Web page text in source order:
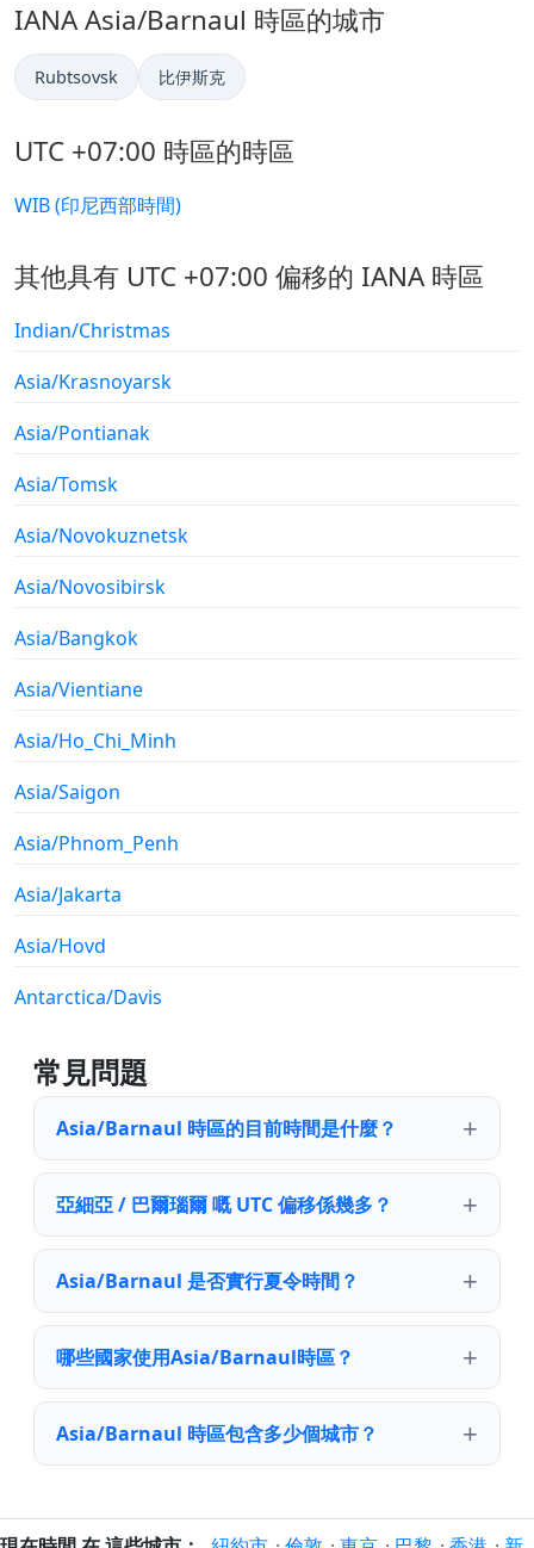
IANA Asia/Barnaul 時區的城市
Rubtsovsk 比伊斯克
UTC +07:00 時區的時區
WIB (印尼西部時間)
其他具有 UTC +07:00 偏移的 IANA 時區
Indian/Christmas
Asia/Krasnoyarsk
Asia/Pontianak
Asia/Tomsk
Asia/Novokuznetsk
Asia/Novosibirsk
Asia/Bangkok
Asia/Vientiane
Asia/Ho_Chi_Minh
Asia/Saigon
Asia/Phnom_Penh
Asia/Jakarta
Asia/Hovd
Antarctica/Davis
常見問題
Asia/Barnaul 時區的目前時間是什麼？
亞細亞 / 巴爾瑙爾 嘅 UTC 偏移係幾多？
Asia/Barnaul 是否實行夏令時間？
哪些國家使用Asia/Barnaul時區？
Asia/Barnaul 時區包含多少個城市？